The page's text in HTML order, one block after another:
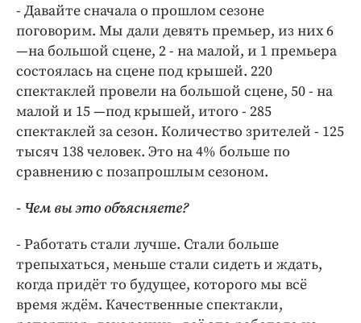
- Давайте сначала о прошлом сезоне
поговорим. Мы дали девять премьер, из них 6
—на большой сцене, 2 - на малой, и 1 премьера
состоялась на сцене под крышей. 220
спектаклей провели на большой сцене, 50 - на
малой и 15 —под крышей, итого - 285
спектаклей за сезон. Количество зрителей - 125
тысяч 138 человек. Это на 4% больше по
сравнению с позапрошлым сезоном.
- Чем вы это объясняете?
- Работать стали лучше. Стали больше
трепыхаться, меньше стали сидеть и ждать,
когда придёт то будущее, которого мы всё
время ждём. Качественные спектакли,